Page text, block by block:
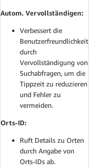
Autom. Vervollständigen:
Verbessert die
Benutzerfreundlichkeit
durch
Vervollständigung von
Suchabfragen, um die
Tippzeit zu reduzieren
und Fehler zu
vermeiden.
Orts-ID:
Ruft Details zu Orten
durch Angabe von
Orts-IDs ab.